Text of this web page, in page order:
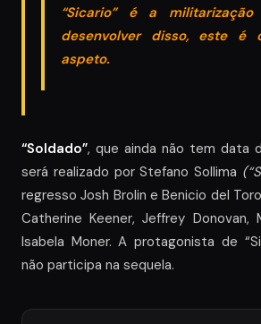
“Sicario” é a
desenvolver disso, este é
aspeto.
“Soldado”, que ainda não tem data
será realizado por Stefano Sollima
regresso Josh Brolin e Benicio del
Catherine Keener, Jeffrey Donovan,
Isabela Moner. A protagonista de
não participa na sequela.